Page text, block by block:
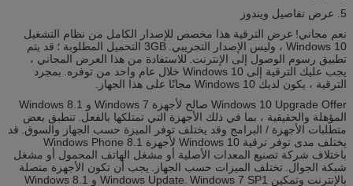
5. عرض تفاصيل ويندوز
نعم مجاني! عرض الترقية هذا مخصص للإصدار الكامل من نظام التشغيل
Windows 10 ، وليس الإصدار التجريبي.
3GB التحميل المطلوبة ؛
قد يتم
تطبيق رسوم الوصول إلى الإنترنت. للاستفادة من هذا العرض المجاني ،
يجب عليك الترقية إلى Windows 10 خلال عام واحد من توفره.
بمجرد
الترقية ، يكون لديك Windows 10 مجانًا على هذا الجهاز.
Windows 10 Upgrade Offer صالح لأجهزة Windows 7 و Windows 8.1
المؤهلة والحقيقية ، بما في ذلك الأجهزة التي تمتلكها بالفعل. تنطبق بعض
متطلبات الأجهزة / البرامج وقد يختلف توفر الميزة حسب الجهاز والسوق. قد
يختلف مدى توفر ترقية Windows 10 لأجهزة Windows Phone 8.1
باختلاف شركة تصنيع المعدات الأصلية أو مشغل الهاتف المحمول أو مشغل
شبكة الجوال. تختلف الميزات حسب الجهاز.
يجب أن تكون الأجهزة متصلة
بالإنترنت وتمكين Windows Update.
Windows 7 SP1 و Windows 8.1